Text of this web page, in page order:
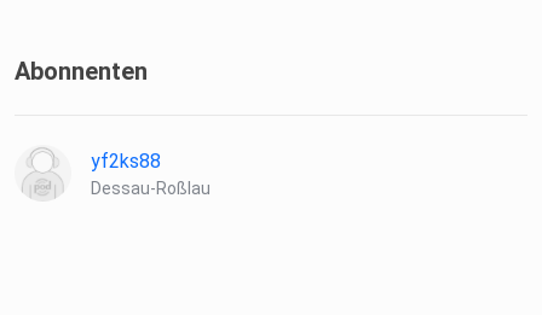
Abonnenten
yf2ks88
Dessau-Roßlau